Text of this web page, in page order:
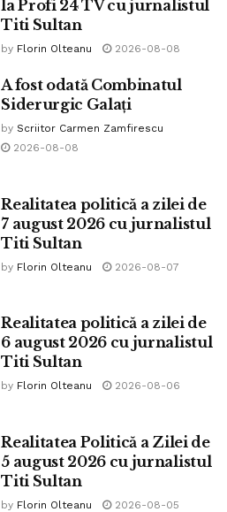
la Profi 24 TV cu jurnalistul
Titi Sultan
by Florin Olteanu 2026-08-08
A fost odată Combinatul
Siderurgic Galați
by Scriitor Carmen Zamfirescu
2026-08-08
Realitatea politică a zilei de
7 august 2026 cu jurnalistul
Titi Sultan
by Florin Olteanu 2026-08-07
Realitatea politică a zilei de
6 august 2026 cu jurnalistul
Titi Sultan
by Florin Olteanu 2026-08-06
Realitatea Politică a Zilei de
5 august 2026 cu jurnalistul
Titi Sultan
by Florin Olteanu 2026-08-05